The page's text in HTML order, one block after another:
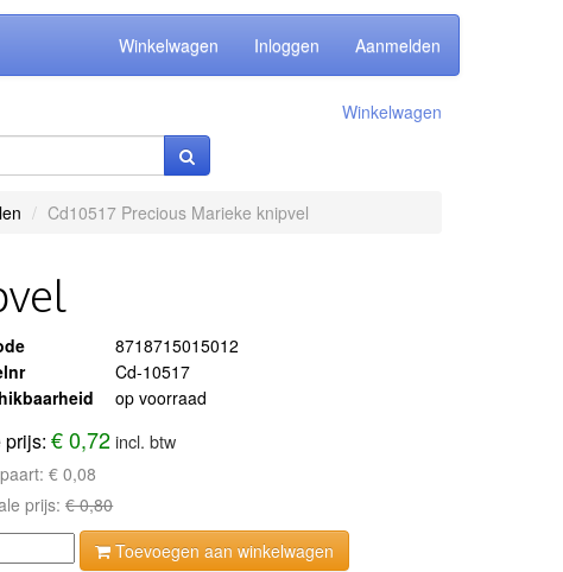
Winkelwagen Inloggen Aanmelden
Winkelwagen
Cd10517 Precious Marieke knipvel
8718715015012
Cd-10517
op voorraad
prijs:€ 0,72 incl. btw
€ 0,08
prijs:€ 0,80
Toevoegen aan winkelwagen